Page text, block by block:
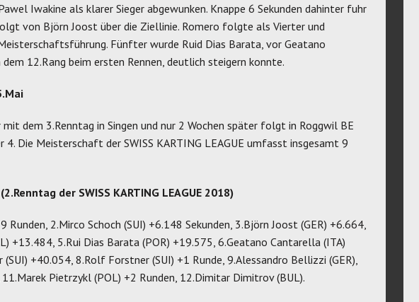
Iwakine als klarer Sieger abgewunken. Knappe 6 Sekunden dahinter fuhr
von Björn Joost über die Ziellinie. Romero folgte als Vierter und
Fünfter wurde Ruid Dias Barata, vor Geatano
12.Rang beim ersten Rennen, deutlich steigern konnte.
dem 3.Renntag in Singen und nur 2 Wochen später folgt in Roggwil BE
4. Die Meisterschaft der SWISS KARTING LEAGUE umfasst insgesamt 9
der SWISS KARTING LEAGUE 2018)
Runden, 2.Mirco Schoch (SUI) +6.148 Sekunden, 3.Björn Joost (GER) +6.664,
+13.484, 5.Rui Dias Barata (POR) +19.575, 6.Geatano Cantarella (ITA)
+40.054, 8.Rolf Forstner (SUI) +1 Runde, 9.Alessandro Bellizzi (GER),
11.Marek Pietrzykl (POL) +2 Runden, 12.Dimitar Dimitrov (BUL).